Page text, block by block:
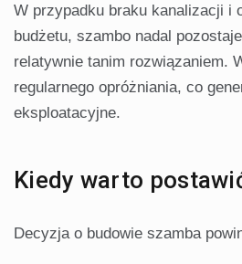
W przypadku braku kanalizacji i
budżetu, szambo nadal
relatywnie tanim rozwiązaniem.
regularnego opróżniania, co
eksploatacyjne.
Kiedy warto
Decyzja o budowie szamba